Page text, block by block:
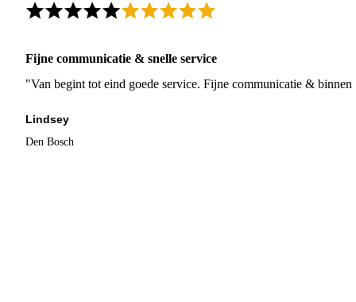
Fijne communicatie & snelle service
"Van begint tot eind goede service. Fijne communicatie &
Lindsey
Den Bosch